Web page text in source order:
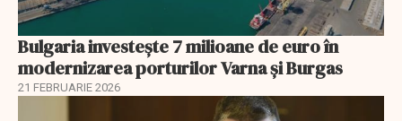
Bulgaria investește 7 milioane de euro în
modernizarea porturilor Varna și Burgas
21 FEBRUARIE 2026